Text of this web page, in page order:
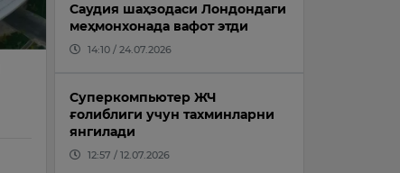
Саудия шаҳзодаси Лондондаги
меҳмонхонада вафот этди
14:10 / 24.07.2026
Суперкомпьютер ЖЧ
ғолиблиги учун тахминларни
янгилади
12:57 / 12.07.2026